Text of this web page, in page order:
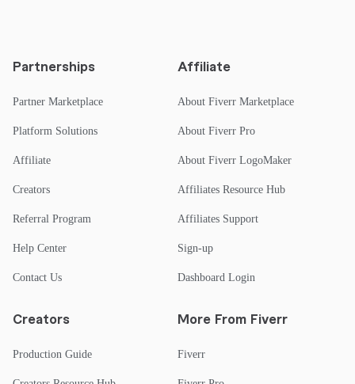
Partnerships
Partner Marketplace
Platform Solutions
Affiliate
Creators
Referral Program
Help Center
Contact Us
Affiliate
About Fiverr Marketplace
About Fiverr Pro
About Fiverr LogoMaker
Affiliates Resource Hub
Affiliates Support
Sign-up
Dashboard Login
Creators
Production Guide
More From Fiverr
Fiverr